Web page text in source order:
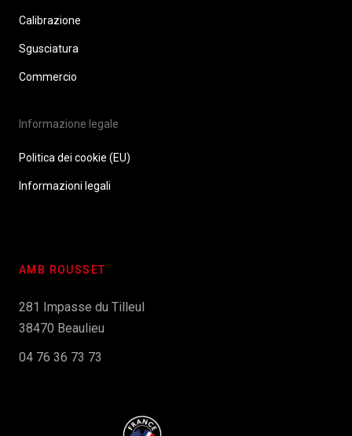
Calibrazione
Sgusciatura
Commercio
Informazione legale
Politica dei cookie (EU)
Informazioni legali
AMB ROUSSET
281 Impasse du Tilleul
38470 Beaulieu
04 76 36 73 73